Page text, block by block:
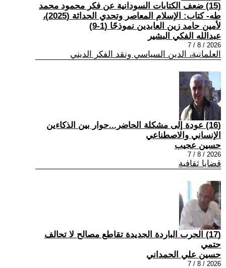
(15) ضعف الكتابات السودانية عن فكر محمود محمد
طه- كتاب: الإسلام المعاصر وتحدي الحداثة (2025)،
لأمين حامد زين العابدين نموذجًا (1-9)
عبدالله الفكي البشير
2026 / 8 / 7
العلمانية، الدين السياسي ونقد الفكر الديني
(16) عودة إلى مشكلة الحاضر...حوار بين الذكاءين
الإنساني والاصطناعي
حسين عجيب
2026 / 8 / 7
قضايا ثقافية
(17) الحرب الباردة الجديدة تقاطع مصالح لا تحالف
حتمي
حسين علي الحمداني
2026 / 8 / 7